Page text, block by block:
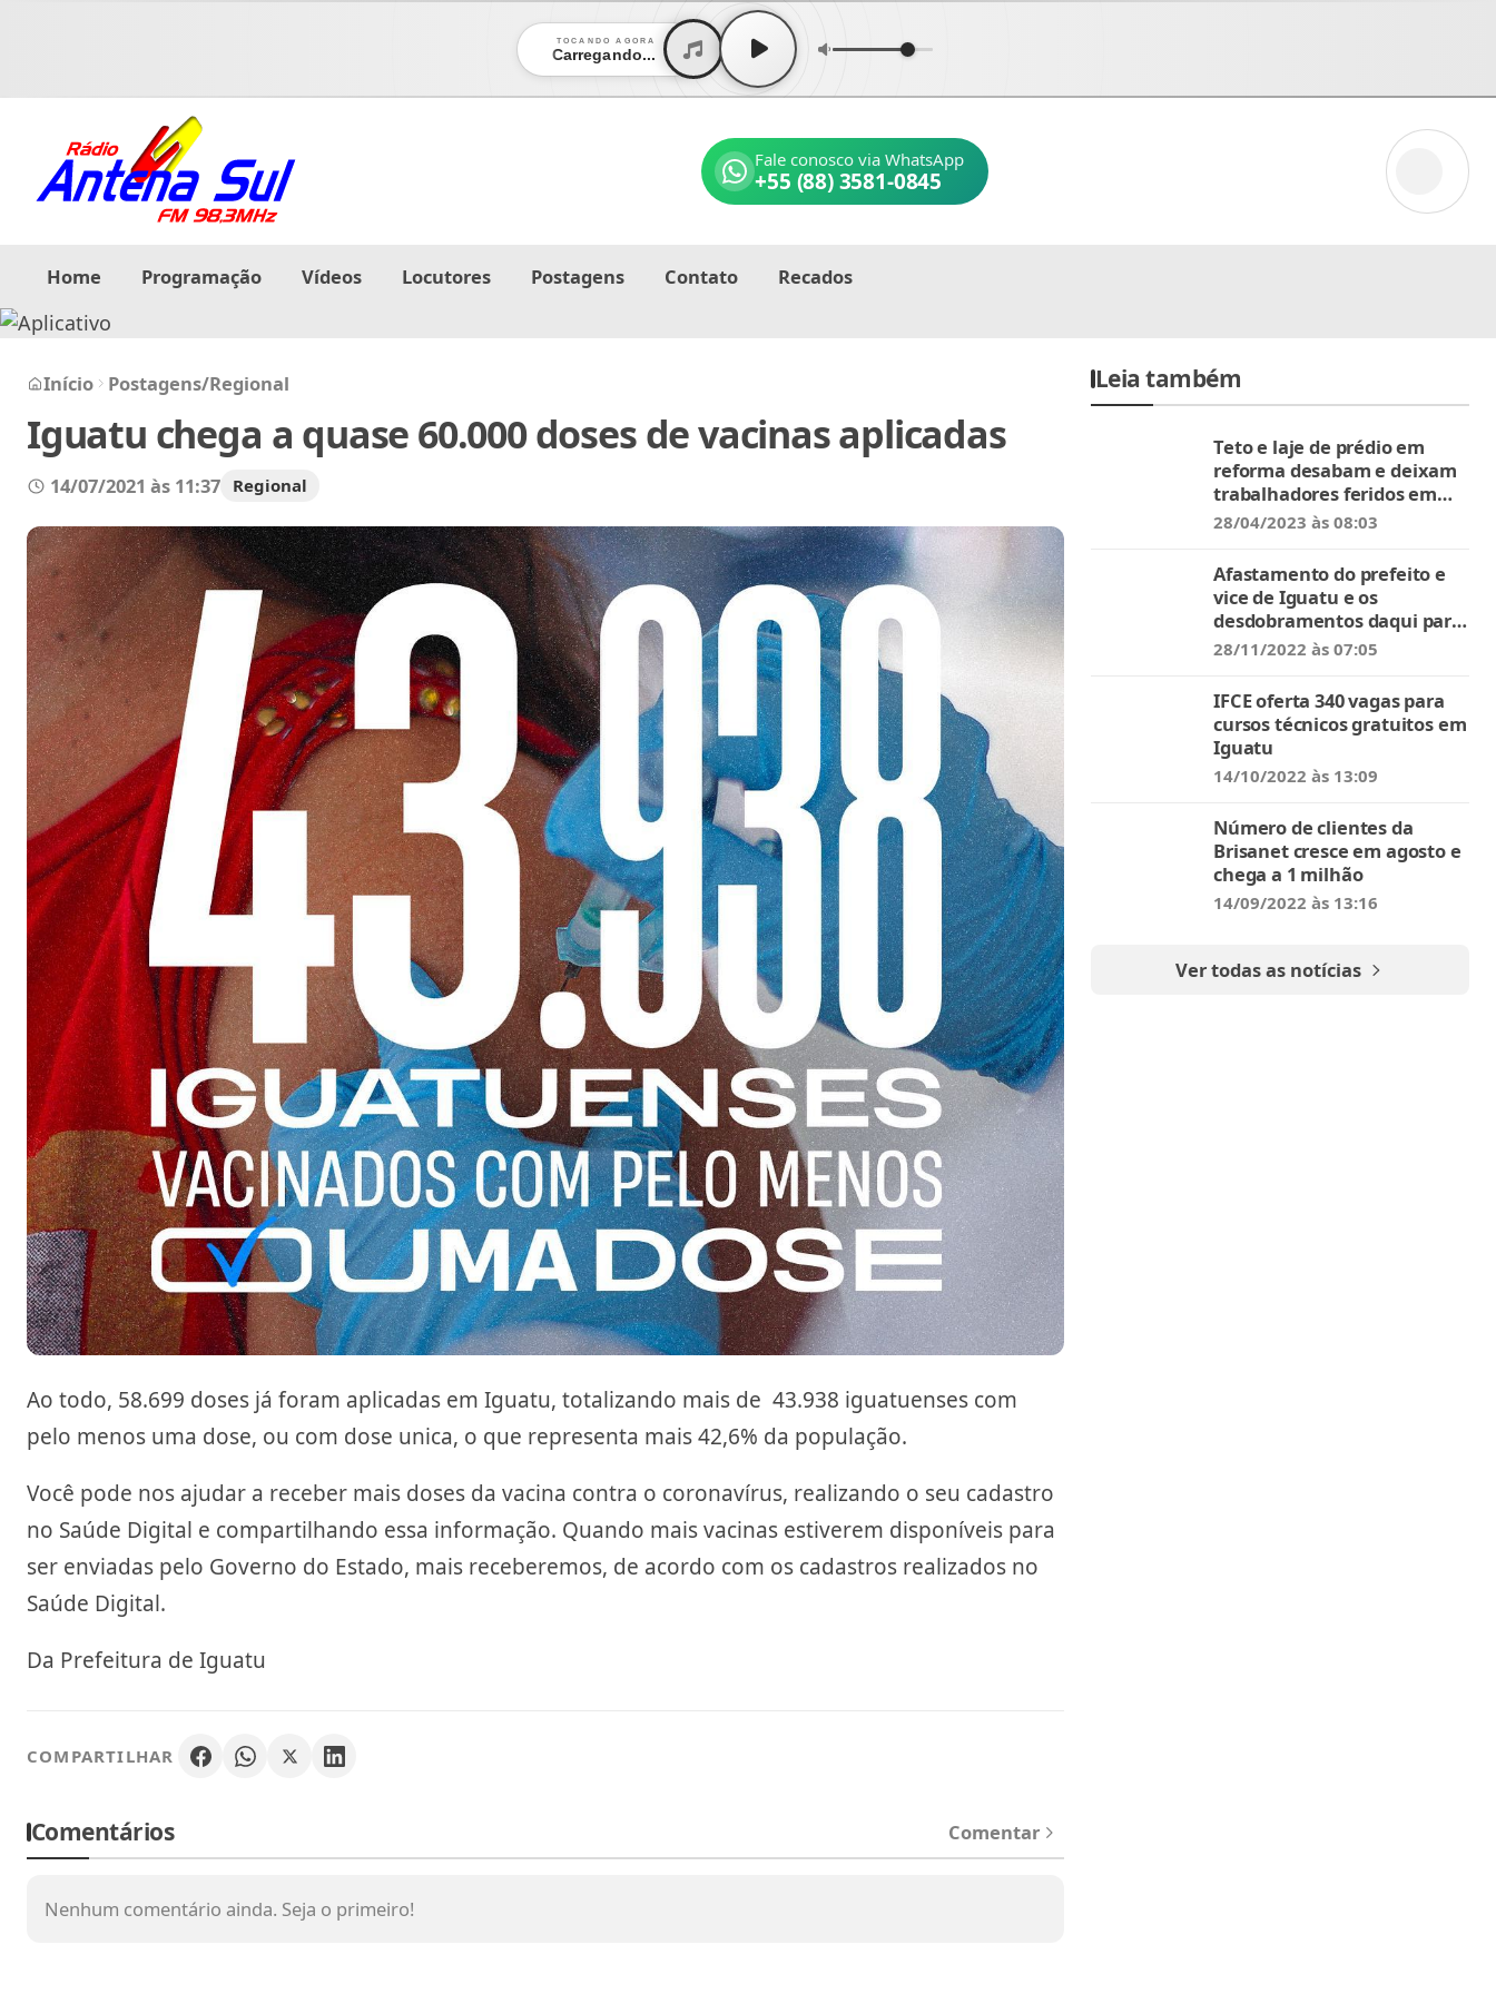
TOCANDO AGORA
Carregando...
Fale conosco via WhatsApp
+55 (88) 3581-0845
Home Programação Vídeos Locutores Postagens Contato Recados
Início Postagens/Regional
Iguatu chega a quase 60.000 doses de vacinas aplicadas
14/07/2021 às 11:37 Regional
Ao todo, 58.699 doses já foram aplicadas em Iguatu, totalizando mais de 43.938 iguatuenses com
pelo menos uma dose, ou com dose unica, o que representa mais 42,6% da população.
Você pode nos ajudar a receber mais doses da vacina contra o coronavírus, realizando o seu cadastro
no Saúde Digital e compartilhando essa informação. Quando mais vacinas estiverem disponíveis para
ser enviadas pelo Governo do Estado, mais receberemos, de acordo com os cadastros realizados no
Saúde Digital.
Da Prefeitura de Iguatu
COMPARTILHAR
Comentários Comentar
Nenhum comentário ainda. Seja o primeiro!
Leia também
Teto e laje de prédio em
reforma desabam e deixam
trabalhadores feridos em
Iguatu
28/04/2023 às 08:03
Afastamento do prefeito e
vice de Iguatu e os
desdobramentos daqui para
frente
28/11/2022 às 07:05
IFCE oferta 340 vagas para
cursos técnicos gratuitos em
Iguatu
14/10/2022 às 13:09
Número de clientes da
Brisanet cresce em agosto e
chega a 1 milhão
14/09/2022 às 13:16
Ver todas as notícias